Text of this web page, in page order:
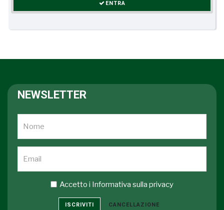
ENTRA
NEWSLETTER
Accetto i Informativa sulla privacy
ISCRIVITI CANCELLAZIONE